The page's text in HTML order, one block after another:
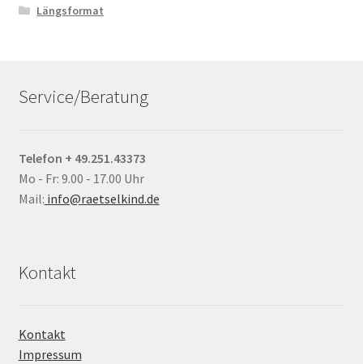
Längsformat
Service/Beratung
Telefon + 49.251.43373
Mo - Fr: 9.00 - 17.00 Uhr
Mail: info@raetselkind.de
Kontakt
Kontakt
Impressum